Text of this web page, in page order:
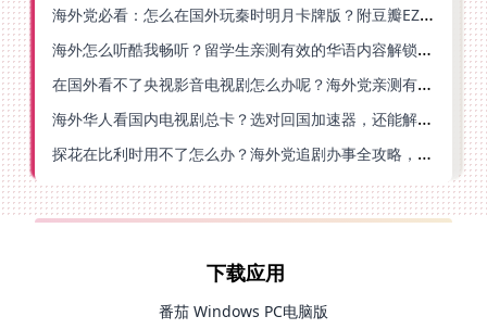
海外党必看：怎么在国外玩秦时明月卡牌版？附豆瓣EZCast地区限制破解法
海外怎么听酷我畅听？留学生亲测有效的华语内容解锁指南
在国外看不了央视影音电视剧怎么办呢？海外党亲测有效的回国加速方案
海外华人看国内电视剧总卡？选对回国加速器，还能解决菲律宾打不开反诈中心的问题
探花在比利时用不了怎么办？海外党追剧办事全攻略，选对加速器就够了
下载应用
番茄 Windows PC电脑版